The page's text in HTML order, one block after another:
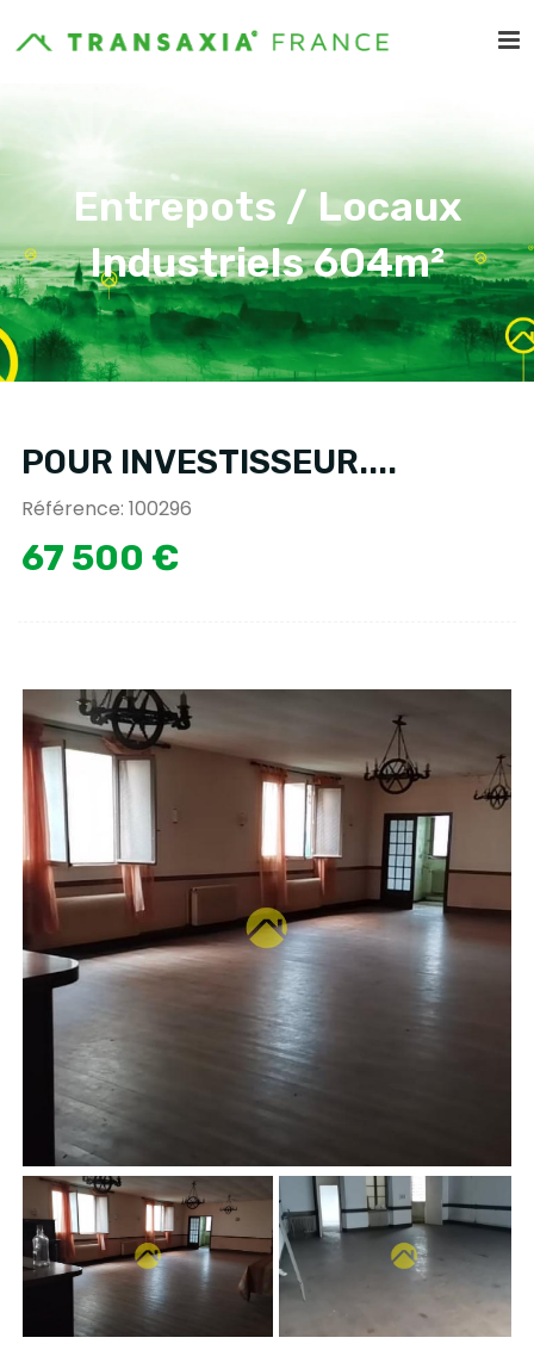
Entrepots / Locaux
Industriels 604m²
POUR INVESTISSEUR....
Référence: 100296
67 500 €